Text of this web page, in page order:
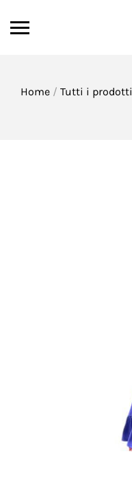
Home / Tutti i prodotti